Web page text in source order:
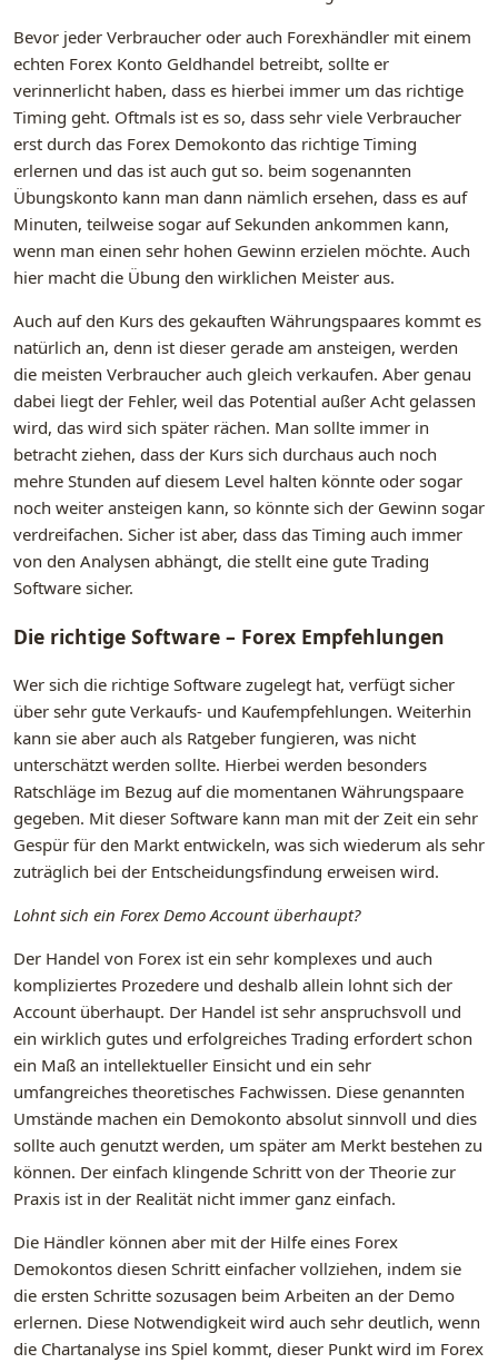
Bevor jeder Verbraucher oder auch Forexhändler mit einem
echten Forex Konto Geldhandel betreibt, sollte er
verinnerlicht haben, dass es hierbei immer um das richtige
Timing geht. Oftmals ist es so, dass sehr viele Verbraucher
erst durch das Forex Demokonto das richtige Timing
erlernen und das ist auch gut so. beim sogenannten
Übungskonto kann man dann nämlich ersehen, dass es auf
Minuten, teilweise sogar auf Sekunden ankommen kann,
wenn man einen sehr hohen Gewinn erzielen möchte. Auch
hier macht die Übung den wirklichen Meister aus.
Auch auf den Kurs des gekauften Währungspaares kommt es
natürlich an, denn ist dieser gerade am ansteigen, werden
die meisten Verbraucher auch gleich verkaufen. Aber genau
dabei liegt der Fehler, weil das Potential außer Acht gelassen
wird, das wird sich später rächen. Man sollte immer in
betracht ziehen, dass der Kurs sich durchaus auch noch
mehre Stunden auf diesem Level halten könnte oder sogar
noch weiter ansteigen kann, so könnte sich der Gewinn sogar
verdreifachen. Sicher ist aber, dass das Timing auch immer
von den Analysen abhängt, die stellt eine gute Trading
Software sicher.
Die richtige Software – Forex Empfehlungen
Wer sich die richtige Software zugelegt hat, verfügt sicher
über sehr gute Verkaufs- und Kaufempfehlungen. Weiterhin
kann sie aber auch als Ratgeber fungieren, was nicht
unterschätzt werden sollte. Hierbei werden besonders
Ratschläge im Bezug auf die momentanen Währungspaare
gegeben. Mit dieser Software kann man mit der Zeit ein sehr
Gespür für den Markt entwickeln, was sich wiederum als sehr
zuträglich bei der Entscheidungsfindung erweisen wird.
Lohnt sich ein Forex Demo Account überhaupt?
Der Handel von Forex ist ein sehr komplexes und auch
kompliziertes Prozedere und deshalb allein lohnt sich der
Account überhaupt. Der Handel ist sehr anspruchsvoll und
ein wirklich gutes und erfolgreiches Trading erfordert schon
ein Maß an intellektueller Einsicht und ein sehr
umfangreiches theoretisches Fachwissen. Diese genannten
Umstände machen ein Demokonto absolut sinnvoll und dies
sollte auch genutzt werden, um später am Merkt bestehen zu
können. Der einfach klingende Schritt von der Theorie zur
Praxis ist in der Realität nicht immer ganz einfach.
Die Händler können aber mit der Hilfe eines Forex
Demokontos diesen Schritt einfacher vollziehen, indem sie
die ersten Schritte sozusagen beim Arbeiten an der Demo
erlernen. Diese Notwendigkeit wird auch sehr deutlich, wenn
die Chartanalyse ins Spiel kommt, dieser Punkt wird im Forex